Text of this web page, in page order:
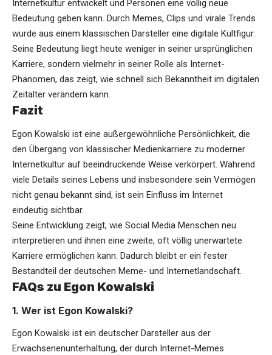
Internetkultur entwickelt und Personen eine völlig neue
Bedeutung geben kann. Durch Memes, Clips und virale Trends
wurde aus einem klassischen Darsteller eine digitale Kultfigur.
Seine Bedeutung liegt heute weniger in seiner ursprünglichen
Karriere, sondern vielmehr in seiner Rolle als Internet-
Phänomen, das zeigt, wie schnell sich Bekanntheit im digitalen
Zeitalter verändern kann.
Fazit
Egon Kowalski ist eine außergewöhnliche Persönlichkeit, die
den Übergang von klassischer Medienkarriere zu moderner
Internetkultur auf beeindruckende Weise verkörpert. Während
viele Details seines Lebens und insbesondere sein Vermögen
nicht genau bekannt sind, ist sein Einfluss im Internet
eindeutig sichtbar.
Seine Entwicklung zeigt, wie Social Media Menschen neu
interpretieren und ihnen eine zweite, oft völlig unerwartete
Karriere ermöglichen kann. Dadurch bleibt er ein fester
Bestandteil der deutschen Meme- und Internetlandschaft.
FAQs zu Egon Kowalski
1. Wer ist Egon Kowalski?
Egon Kowalski ist ein deutscher Darsteller aus der
Erwachsenenunterhaltung, der durch Internet-Memes